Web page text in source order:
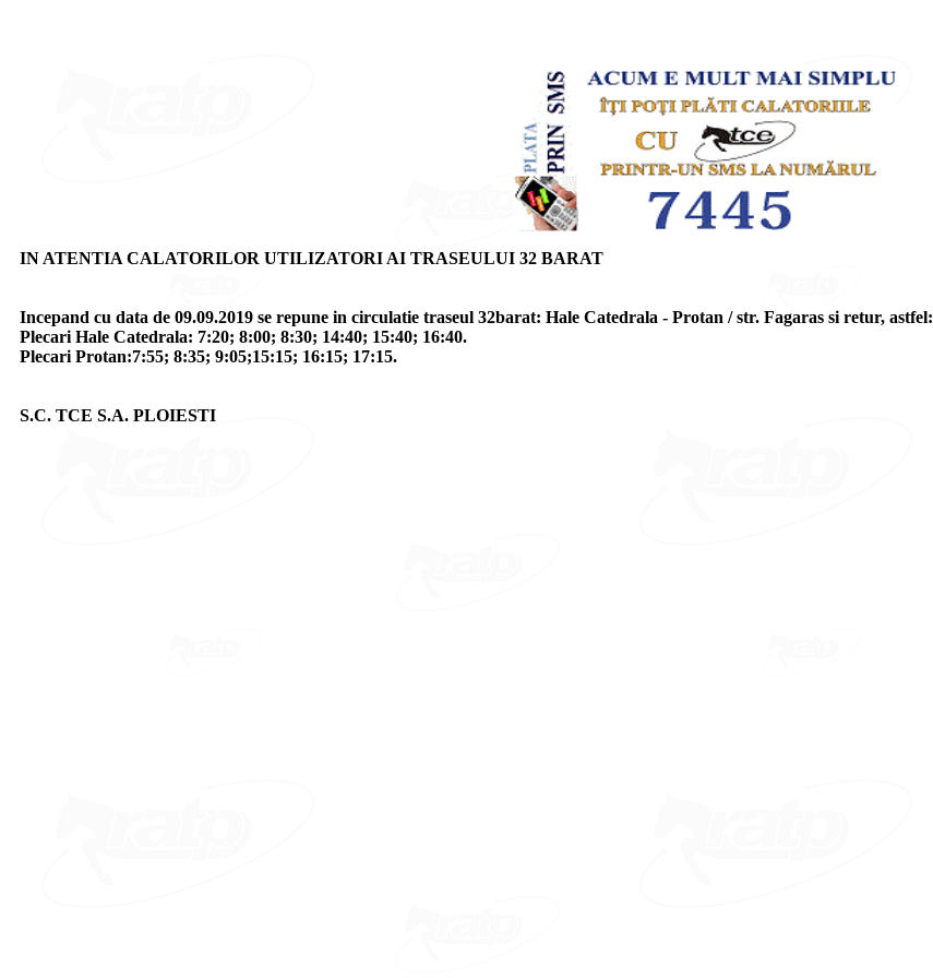
IN ATENTIA CALATORILOR UTILIZATORI AI TRASEULUI 32 BARAT
Incepand cu data de 09.09.2019 se repune in circulatie traseul 32barat: Hale Catedrala - Protan / str. Fagaras si retur, astfel:
Plecari Hale Catedrala: 7:20; 8:00; 8:30; 14:40; 15:40; 16:40.
Plecari Protan:7:55; 8:35; 9:05;15:15; 16:15; 17:15.
S.C. TCE S.A. PLOIESTI